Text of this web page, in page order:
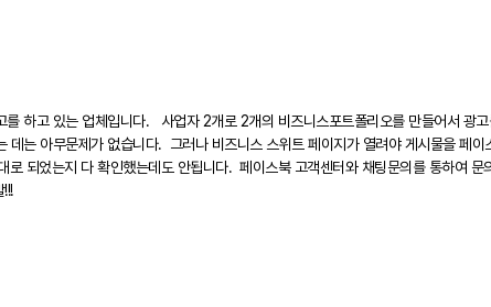
를 하고 있는 업체입니다. 사업자 2개로 2개의 비즈니스포트폴리오를 만들어서
데는 아무문제가 없습니다. 그러나 비즈니스 스위트 페이지가 열려야 게시물을
되었는지 다 확인했는데도 안됩니다. 페이스북 고객센터와 채팅문의를 통하여